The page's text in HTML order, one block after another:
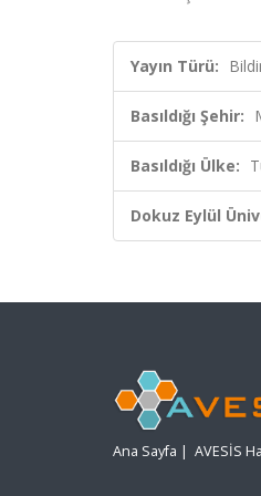
Yayın Türü:
Basıldığı Şehir:
Basıldığı Ülke:
Dokuz Eylül
Ana Sayfa | AVESİS